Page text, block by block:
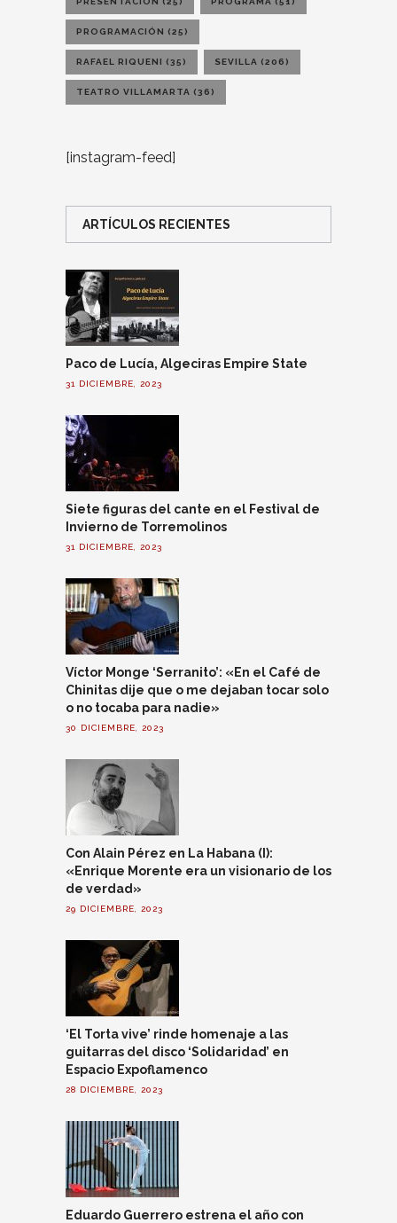
PROGRAMACIÓN (25)
RAFAEL RIQUENI (35) SEVILLA (206)
TEATRO VILLAMARTA (36)
[instagram-feed]
ARTÍCULOS RECIENTES
Paco de Lucía, Algeciras Empire State
31 DICIEMBRE, 2023
Siete figuras del cante en el Festival de
Invierno de Torremolinos
31 DICIEMBRE, 2023
Víctor Monge ‘Serranito’: «En el Café de
Chinitas dije que o me dejaban tocar solo
o no tocaba para nadie»
30 DICIEMBRE, 2023
Con Alain Pérez en La Habana (I):
«Enrique Morente era un visionario de los
de verdad»
29 DICIEMBRE, 2023
‘El Torta vive’ rinde homenaje a las
guitarras del disco ‘Solidaridad’ en
Espacio Expoflamenco
28 DICIEMBRE, 2023
Eduardo Guerrero estrena el año con